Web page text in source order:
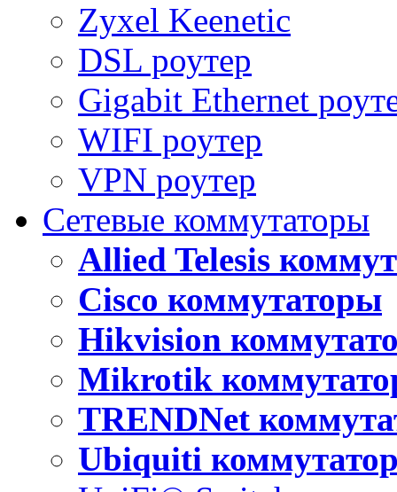
Zyxel Keenetic
DSL роутер
Gigabit Ethernet
WIFI роутер
VPN роутер
Сетевые коммутаторы
Allied Telesis
Cisco коммутаторы
Hikvision
Mikrotik
TRENDNet
Ubiquiti